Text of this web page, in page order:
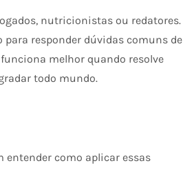
nutricionistas ou redatores.
para responder dúvidas comuns de
melhor quando resolve
todo mundo.​
entender como aplicar essas